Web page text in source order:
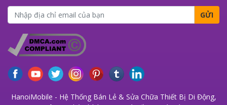
GỬI
HanoiMobile - Hệ Thống Bán Lẻ & Sửa Chữa Thiết Bị Di Động,